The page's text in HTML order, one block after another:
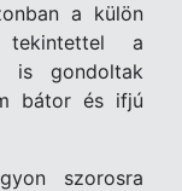
a külön
tekintettel a
is gondoltak
bátor és ifjú
szorosra